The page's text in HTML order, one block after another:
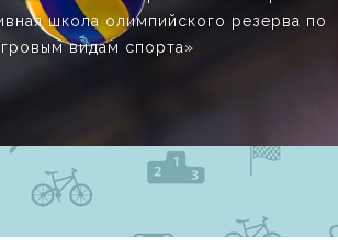
школа олимпийского резерва по
видам спорта»